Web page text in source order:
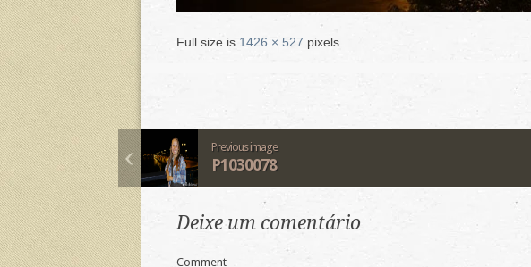
Full size is 1426 × 527 pixels
Previous image
P1030078
Deixe um comentário
Comment